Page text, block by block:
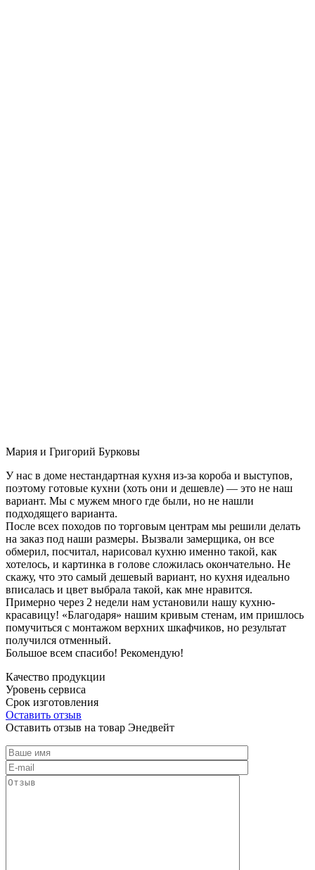
Мария и Григорий Бурковы
У нас в доме нестандартная кухня из-за короба и выступов,
поэтому готовые кухни (хоть они и дешевле) — это не наш
вариант. Мы с мужем много где были, но не нашли
подходящего варианта.
После всех походов по торговым центрам мы решили делать
на заказ под наши размеры. Вызвали замерщика, он все
обмерил, посчитал, нарисовал кухню именно такой, как
хотелось, и картинка в голове сложилась окончательно. Не
скажу, что это самый дешевый вариант, но кухня идеально
вписалась и цвет выбрала такой, как мне нравится.
Примерно через 2 недели нам установили нашу кухню-
красавицу! «Благодаря» нашим кривым стенам, им пришлось
помучиться с монтажом верхних шкафчиков, но результат
получился отменный.
Большое всем спасибо! Рекомендую!
Качество продукции
Уровень сервиса
Срок изготовления
Оставить отзыв
Оставить отзыв на товар Энедвейт